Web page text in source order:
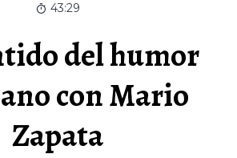
43:29
del humor
con Mario
Zapata